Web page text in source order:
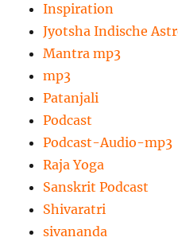
Inspiration
Jyotsha Indische
Mantra mp3
mp3
Patanjali
Podcast
Podcast-Audio-mp3
Raja Yoga
Sanskrit Podcast
Shivaratri
sivananda